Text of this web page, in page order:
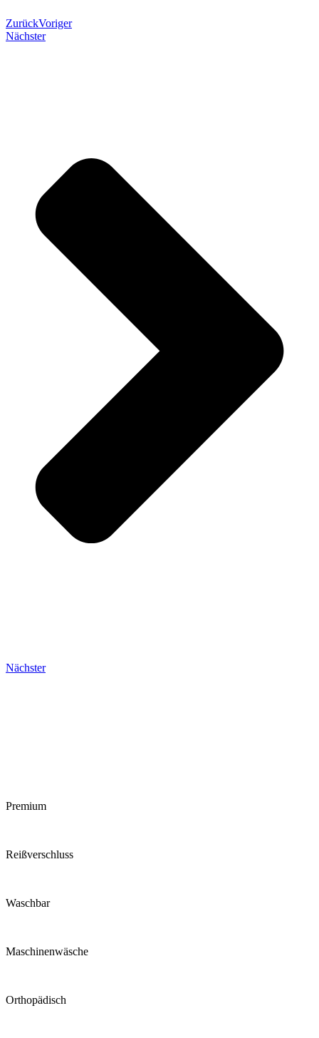
ZurückVoriger
Nächster
Nächster
Premium
Reiß­verschluss
Waschbar
Maschinen­wäsche
Ortho­pädisch